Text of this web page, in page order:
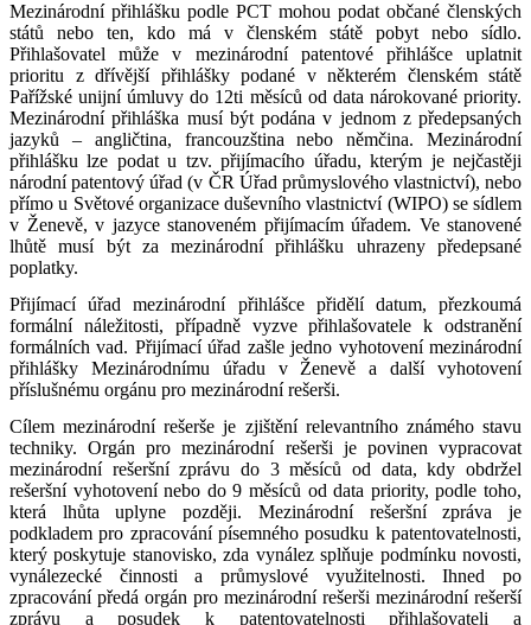
Mezinárodní přihlášku podle PCT mohou podat občané členských
států nebo ten, kdo má v členském státě pobyt nebo sídlo.
Přihlašovatel může v mezinárodní patentové přihlášce uplatnit
prioritu z dřívější přihlášky podané v některém členském státě
Pařížské unijní úmluvy do 12ti měsíců od data nárokované priority.
Mezinárodní přihláška musí být podána v jednom z předepsaných
jazyků – angličtina, francouzština nebo němčina. Mezinárodní
přihlášku lze podat u tzv. přijímacího úřadu, kterým je nejčastěji
národní patentový úřad (v ČR Úřad průmyslového vlastnictví), nebo
přímo u Světové organizace duševního vlastnictví (WIPO) se sídlem
v Ženevě, v jazyce stanoveném přijímacím úřadem. Ve stanovené
lhůtě musí být za mezinárodní přihlášku uhrazeny předepsané
poplatky.
Přijímací úřad mezinárodní přihlášce přidělí datum, přezkoumá
formální náležitosti, případně vyzve přihlašovatele k odstranění
formálních vad. Přijímací úřad zašle jedno vyhotovení mezinárodní
přihlášky Mezinárodnímu úřadu v Ženevě a další vyhotovení
příslušnému orgánu pro mezinárodní rešerši.
Cílem mezinárodní rešerše je zjištění relevantního známého stavu
techniky. Orgán pro mezinárodní rešerši je povinen vypracovat
mezinárodní rešeršní zprávu do 3 měsíců od data, kdy obdržel
rešeršní vyhotovení nebo do 9 měsíců od data priority, podle toho,
která lhůta uplyne později. Mezinárodní rešeršní zpráva je
podkladem pro zpracování písemného posudku k patentovatelnosti,
který poskytuje stanovisko, zda vynález splňuje podmínku novosti,
vynálezecké činnosti a průmyslové využitelnosti. Ihned po
zpracování předá orgán pro mezinárodní rešerši mezinárodní rešerší
zprávu a posudek k patentovatelnosti přihlašovateli a